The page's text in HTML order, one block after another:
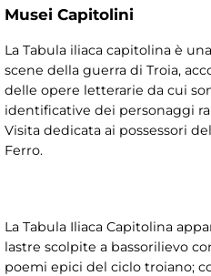
Musei Capitolini
La Tabula iliaca capitolina è
scene della guerra di Troia,
delle opere letterarie da cui
identificative dei personaggi
Visita dedicata ai possessori
Ferro.
La Tabula Iliaca Capitolina
lastre scolpite a bassorilievo
poemi epici del ciclo troiano;